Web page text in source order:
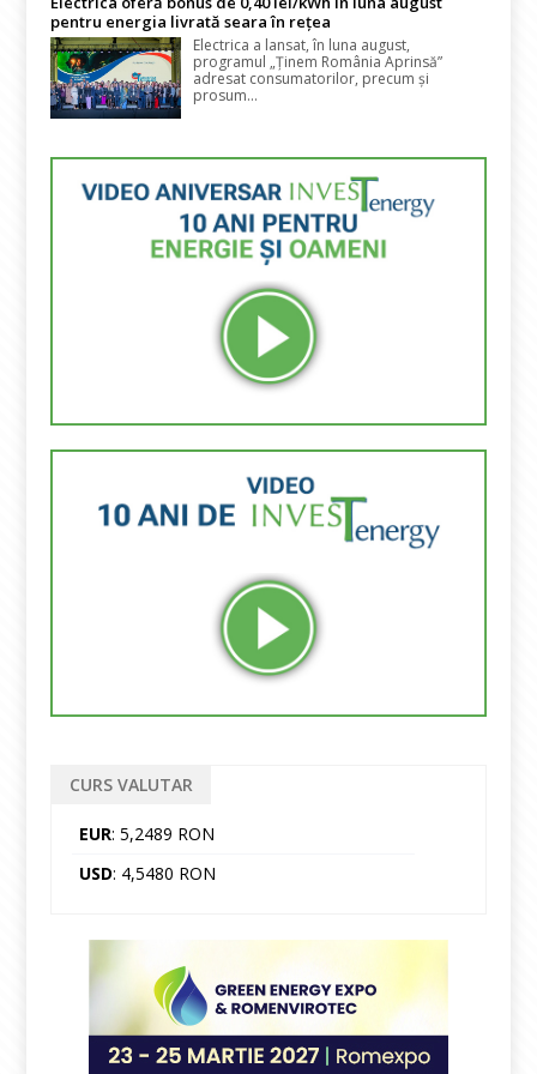
pentru energia livrată seara în rețea
Electrica a lansat, în luna august,
programul „Ținem România Aprinsă”
adresat consumatorilor, precum și
prosum...
CURS VALUTAR
EUR: 5,2489 RON
USD: 4,5480 RON